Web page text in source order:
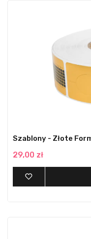
Szablony - Złote
29,00 zł